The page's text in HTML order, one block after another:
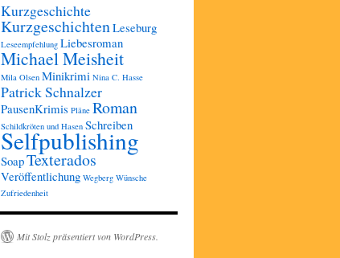
Kurzgeschichte
KurzgeschichtenLeseburg
Leseempfehlung Liebesroman
Michael Meisheit
Mila Olsen Minikrimi Nina C. Hasse
Patrick Schnalzer
PausenKrimis Pläne Roman
Schildkröten und Hasen Schreiben
Selfpublishing
SoapTexterados
Veröffentlichung Wegberg Wünsche
Zufriedenheit
Mit Stolz präsentiert von WordPress.